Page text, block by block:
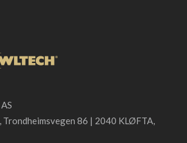
Trondheimsvegen 86 | 2040 KLØFTA,